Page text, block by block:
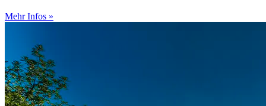
Mehr Infos »